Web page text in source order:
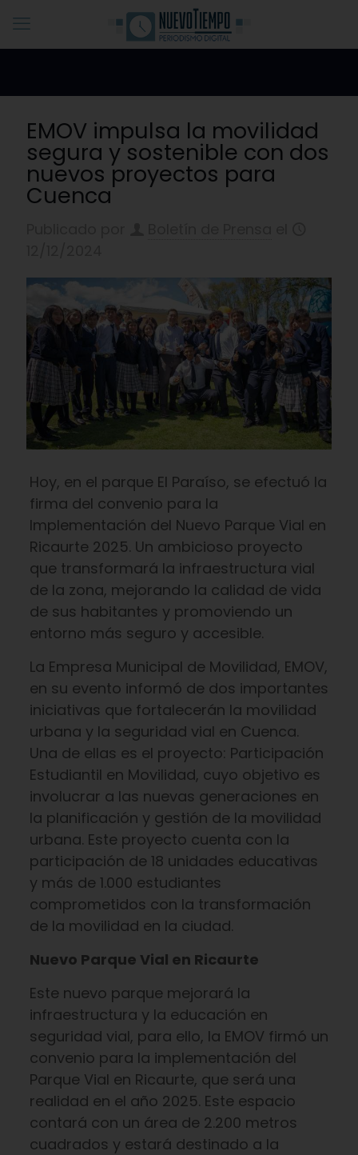
EMOV impulsa la movilidad
segura y sostenible con dos
nuevos proyectos para
Cuenca
Hoy, en el parque El Paraíso, se efectuó la
firma del convenio para la
Implementación del Nuevo Parque Vial en
Ricaurte 2025. Un ambicioso proyecto
que transformará la infraestructura vial
de la zona, mejorando la calidad de vida
de sus habitantes y promoviendo un
entorno más seguro y accesible.
La Empresa Municipal de Movilidad, EMOV,
en su evento informó de dos importantes
iniciativas que fortalecerán la movilidad
urbana y la seguridad vial en Cuenca.
Una de ellas es el proyecto: Participación
Estudiantil en Movilidad, cuyo objetivo es
involucrar a las nuevas generaciones en
la planificación y gestión de la movilidad
urbana. Este proyecto cuenta con la
participación de 18 unidades educativas
y más de 1.000 estudiantes
comprometidos con la transformación
de la movilidad en la ciudad.
Nuevo Parque Vial en Ricaurte
Este nuevo parque mejorará la
infraestructura y la educación en
seguridad vial, para ello, la EMOV firmó un
convenio para la implementación del
Parque Vial en Ricaurte, que será una
realidad en el año 2025. Este espacio
contará con un área de 2.200 metros
cuadrados y estará destinado a la